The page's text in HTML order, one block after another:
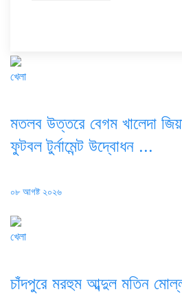
খেলা
মতলব উত্তরে বেগম খালেদা
ফুটবল টুর্নামেন্ট উদ্বোধন ...
Posted
০৮ আগষ্ট ২০২৬
খেলা
চাঁদপুরে মরহুম আব্দুল মতিন